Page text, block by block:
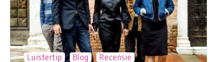
Luistertip Blog Recensie